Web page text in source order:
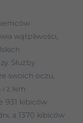
wątpliwości,
Służby
swoich oczu,
i z kim
931 kibiców
a 1370 kibiców